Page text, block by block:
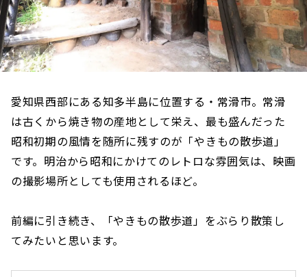
愛知県西部にある知多半島に位置する・常滑市。常滑
は古くから焼き物の産地として栄え、最も盛んだった
昭和初期の風情を随所に残すのが「やきもの散歩道」
です。明治から昭和にかけてのレトロな雰囲気は、映画
の撮影場所としても使用されるほど。
前編に引き続き、「やきもの散歩道」をぶらり散策し
てみたいと思います。